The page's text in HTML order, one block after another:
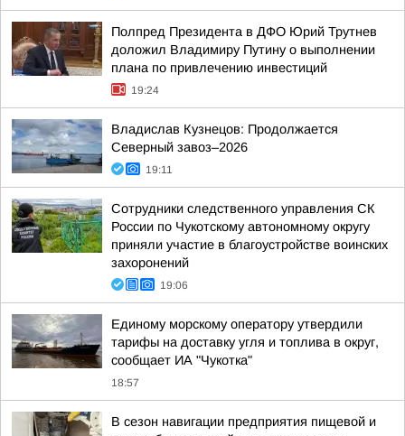
Полпред Президента в ДФО Юрий Трутнев
доложил Владимиру Путину о выполнении
плана по привлечению инвестиций
19:24
Владислав Кузнецов: Продолжается
Северный завоз–2026
19:11
Сотрудники следственного управления СК
России по Чукотскому автономному округу
приняли участие в благоустройстве воинских
захоронений
19:06
Единому морскому оператору утвердили
тарифы на доставку угля и топлива в округ,
сообщает ИА "Чукотка"
18:57
В сезон навигации предприятия пищевой и